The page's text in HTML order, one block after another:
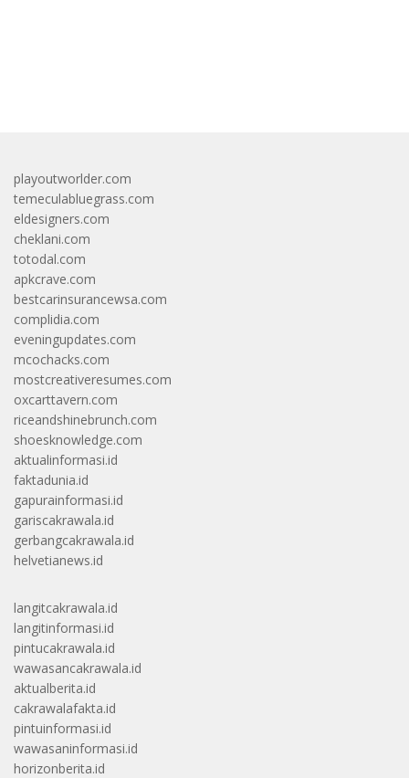
playoutworlder.com
temeculabluegrass.com
eldesigners.com
cheklani.com
totodal.com
apkcrave.com
bestcarinsurancewsa.com
complidia.com
eveningupdates.com
mcochacks.com
mostcreativeresumes.com
oxcarttavern.com
riceandshinebrunch.com
shoesknowledge.com
aktualinformasi.id
faktadunia.id
gapurainformasi.id
gariscakrawala.id
gerbangcakrawala.id
helvetianews.id
langitcakrawala.id
langitinformasi.id
pintucakrawala.id
wawasancakrawala.id
aktualberita.id
cakrawalafakta.id
pintuinformasi.id
wawasaninformasi.id
horizonberita.id